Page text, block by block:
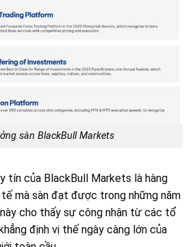
sàn BlackBull Markets
tín của BlackBull Markets là hàng
mà sàn đạt được trong những năm
này cho thấy sự công nhận từ các tổ
định vị thế ngày càng lớn của